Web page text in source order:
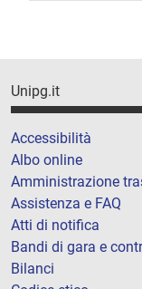
Unipg.it
Accessibilità
Albo online
Amministrazione
Assistenza e FAQ
Atti di notifica
Bandi di gara e
Bilanci